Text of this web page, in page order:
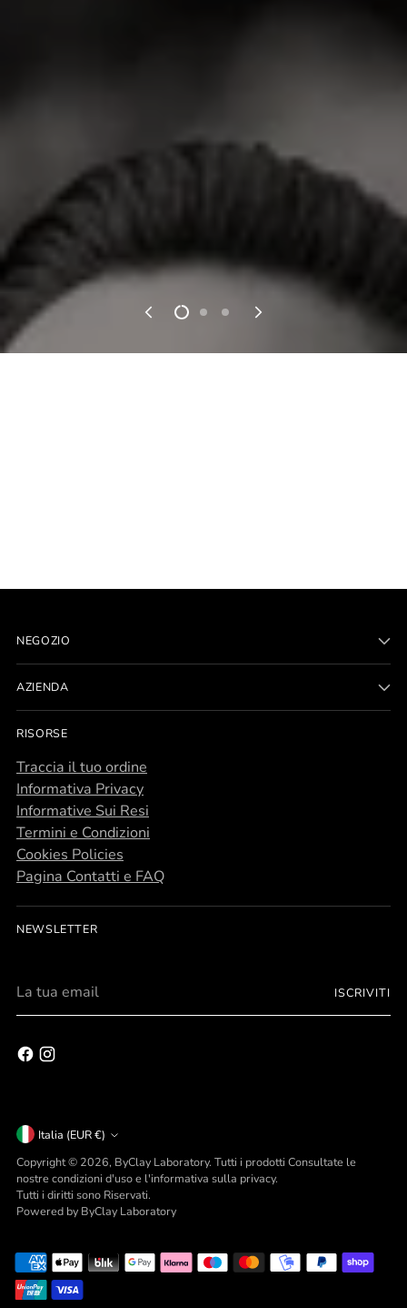
Personalizza
NEGOZIO
AZIENDA
RISORSE
Traccia il tuo ordine
Informativa Privacy
Informative Sui Resi
Termini e Condizioni
Cookies Policies
Pagina Contatti e FAQ
NEWSLETTER
tua
ISCRIVITI
Valuta
Italia (EUR €)
Copyright © 2026, ByClay Laboratory. Tutti i prodotti Consultate le
nostre condizioni d'uso e l'informativa sulla privacy.
Tutti i diritti sono Riservati.
Powered by ByClay Laboratory